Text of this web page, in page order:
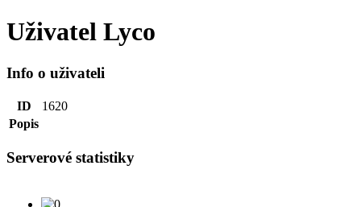
Uživatel Lyco
Info o uživateli
ID
1620
Popis
Serverové statistiky